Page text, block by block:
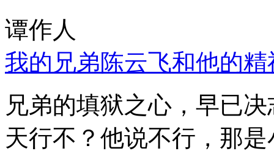
谭作人
我的兄弟陈云飞和他的
兄弟的填狱之心，早已
天行不？他说不行，那